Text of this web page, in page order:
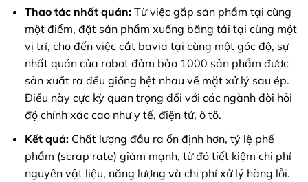
Thao tác nhất quán:Từ việc gắp sản phẩm tại cùng
một điểm, đặt sản phẩm xuống băng tải tại cùng một
vị trí, cho đến việc cắt bavia tại cùng một góc độ, sự
nhất quán của robot đảm bảo 1000 sản phẩm được
sản xuất ra đều giống hệt nhau về mặt xử lý sau ép.
Điều này cực kỳ quan trọng đối với các ngành đòi hỏi
độ chính xác cao như y tế, điện tử, ô tô.
Kết quả:Chất lượng đầu ra ổn định hơn, tỷ lệ phế
phẩm (scrap rate) giảm mạnh, từ đó tiết kiệm chi phí
nguyên vật liệu, năng lượng và chi phí xử lý hàng lỗi.